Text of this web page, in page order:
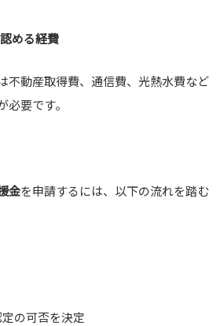
める経費
不動産取得費、通信費、光熱水費など
要です。
金を申請するには、以下の流れを踏む
の可否を決定